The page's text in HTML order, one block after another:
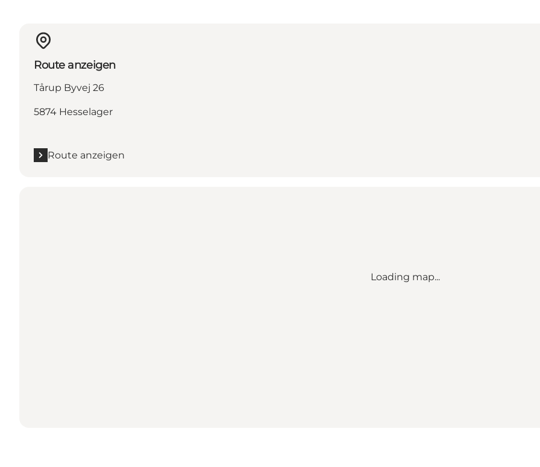
Route anzeigen
Tårup Byvej 26
5874 Hesselager
Route anzeigen
Loading map...